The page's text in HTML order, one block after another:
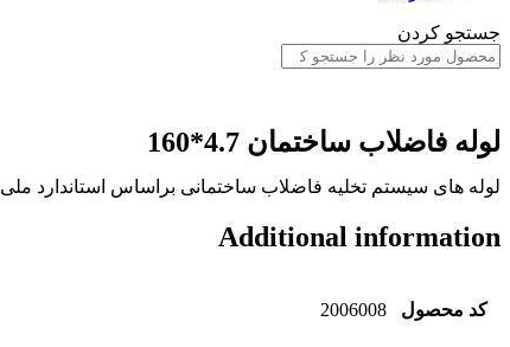
جستجو کردن
لوله فاضلاب ساختمان 4.7*160
لوله های سیستم تخلیه فاضلاب ساختمانی براساس استاندارد ملی ISIRI9119-1 و EN1329-1
Additional information
کد محصول 2006008